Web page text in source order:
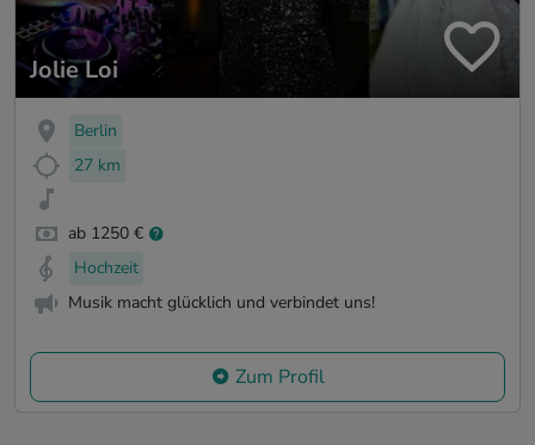
Jolie Loi
Berlin
27 km
ab 1250 €
Hochzeit
Musik macht glücklich und verbindet uns!
Zum Profil